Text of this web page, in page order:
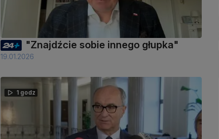
"Znajdźcie sobie innego głupka"
19.01.2026
1 godz